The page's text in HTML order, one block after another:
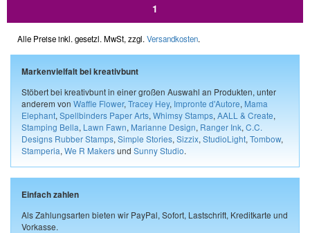
1
Alle Preise inkl. gesetzl. MwSt, zzgl. Versandkosten.
Markenvielfalt bei kreativbunt
Stöbert bei kreativbunt in einer großen Auswahl an Produkten, unter
anderem von Waffle Flower, Tracey Hey, Impronte d'Autore, Mama
Elephant, Spellbinders Paper Arts, Whimsy Stamps, AALL & Create,
Stamping Bella, Lawn Fawn, Marianne Design, Ranger Ink, C.C.
Designs Rubber Stamps, Simple Stories, Sizzix, StudioLight, Tombow,
Stamperia, We R Makersund Sunny Studio.
Einfach zahlen
Als Zahlungsarten bieten wir PayPal, Sofort, Lastschrift, Kreditkarte und
Vorkasse.